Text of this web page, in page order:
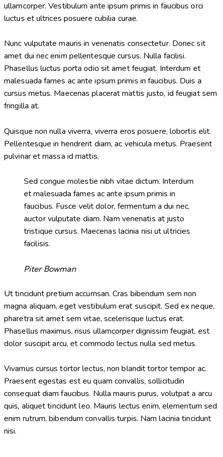
ullamcorper. Vestibulum ante ipsum primis in faucibus orci
luctus et ultrices posuere cubilia curae.
Nunc vulputate mauris in venenatis consectetur. Donec sit
amet dui nec enim pellentesque cursus. Nulla facilisi.
Phasellus luctus porta odio sit amet feugiat. Interdum et
malesuada fames ac ante ipsum primis in faucibus. Duis a
cursus metus. Maecenas placerat mattis justo, id feugiat sem
fringilla at.
Quisque non nulla viverra, viverra eros posuere, lobortis elit.
Pellentesque in hendrerit diam, ac vehicula metus. Praesent
pulvinar et massa id mattis.
Sed congue molestie nibh vitae dictum. Interdum
et malesuada fames ac ante ipsum primis in
faucibus. Fusce velit dolor, fermentum a dui nec,
auctor vulputate diam. Nam venenatis at justo
tristique cursus. Maecenas lacinia nisi ut ultricies
facilisis.
Piter Bowman
Ut tincidunt pretium accumsan. Cras bibendum sem non
magna aliquam, eget vestibulum erat suscipit. Sed ex neque,
pharetra sit amet sem vitae, scelerisque luctus erat.
Phasellus maximus, risus ullamcorper dignissim feugiat, est
dolor suscipit arcu, et commodo lectus nulla sed metus.
Vivamus cursus tortor lectus, non blandit tortor tempor ac.
Praesent egestas est eu quam convallis, sollicitudin
consequat diam faucibus. Nulla mauris purus, volutpat a arcu
quis, aliquet tincidunt leo. Mauris lectus enim, elementum sed
enim rutrum, bibendum convallis turpis. Nam lacinia tincidunt
nisi.